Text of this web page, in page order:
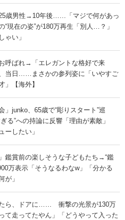
歳男性→10年後……「マジで何があっ
現在の姿”が180万再生「別人…？」
ゃい」
呼ばれ→「エレガントな格好で来
当日……まさかの参列姿に「いやすご
」【海外】
」junko、65歳で“彫りスタート”巡
”への持論に反響「理由が素敵」
ーしたい」
鑑賞前の楽しそうな子どもたち→“鑑
万表示「そうなるわなw」「分かる
が」
ら、ドアに…… 衝撃の光景が130万
て走ってたやん」「どうやって入った